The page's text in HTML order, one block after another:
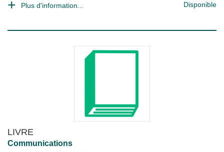
Plus d'information... Disponible
LIVRE
Communications